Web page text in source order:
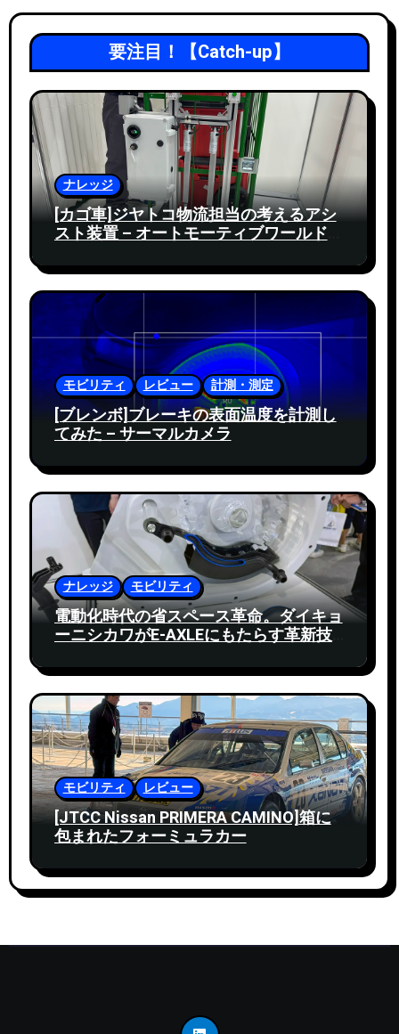
要注目！【Catch-up】
ナレッジ
[カゴ車]ジヤトコ物流担当の考えるアシ
スト装置 – オートモーティブワールド
モビリティ レビュー 計測・測定
[ブレンボ]ブレーキの表面温度を計測し
てみた – サーマルカメラ
ナレッジ モビリティ
電動化時代の省スペース革命。ダイキョ
ーニシカワがE-AXLEにもたらす革新技
モビリティ レビュー
[JTCC Nissan PRIMERA CAMINO]箱に
包まれたフォーミュラカー